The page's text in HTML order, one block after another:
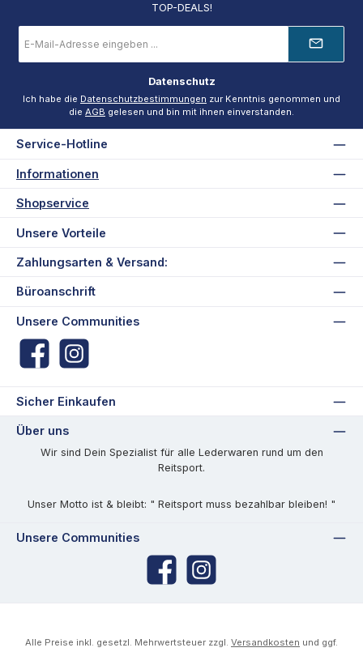
TOP-DEALS!
Mail-
Adresse
Datenschutz
Ich habe die Datenschutzbestimmungen zur Kenntnis genommen und
die AGB gelesen und bin mit ihnen einverstanden.
Service-Hotline
Informationen
Shopservice
Unsere Vorteile
Unsere Communities
FacebookInstagram
Zahlungsarten & Versand:
Büroanschrift
Sicher Einkaufen
Über uns
Wir sind Dein Spezialist für alle Lederwaren rund um den
Reitsport.
Unser Motto ist & bleibt: " Reitsport muss bezahlbar bleiben! "
Unsere Communities
FacebookInstagram
Alle Preise inkl. gesetzl. Mehrwertsteuer zzgl. Versandkosten und ggf.